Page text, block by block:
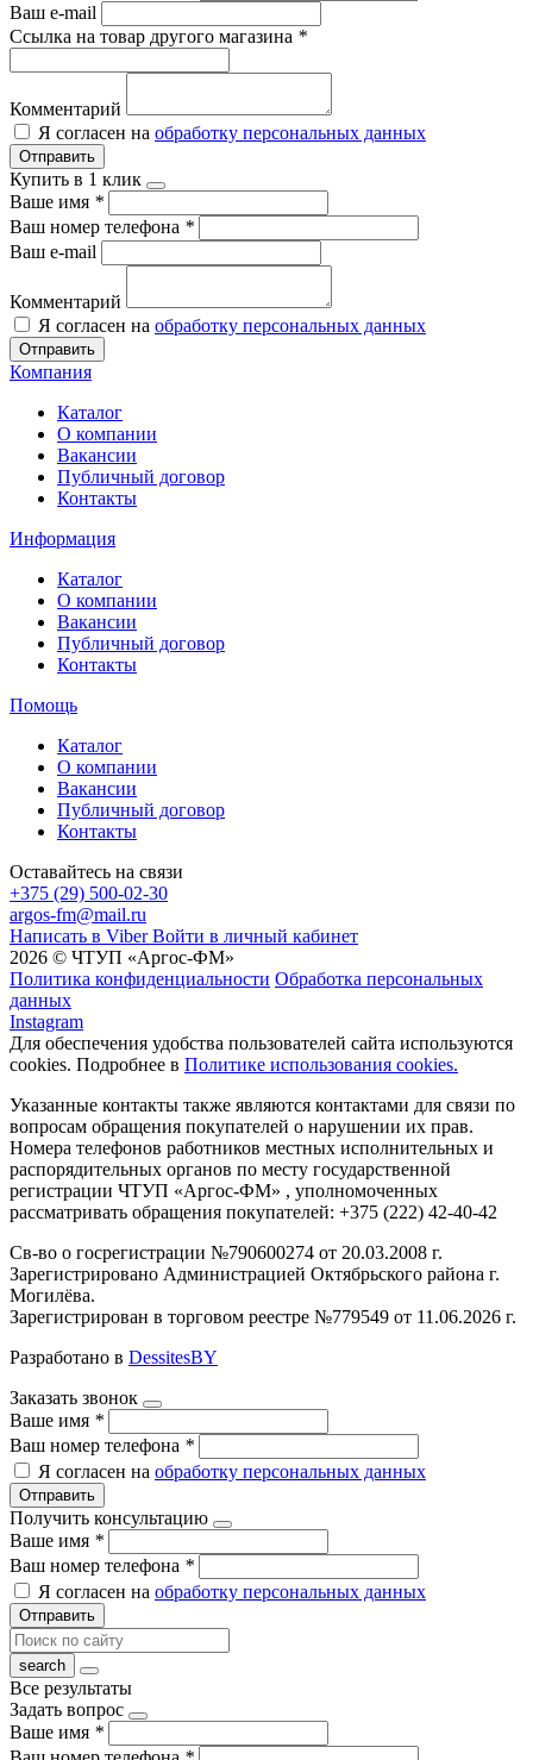
Ваш e-mail
Ссылка на товар другого магазина *
Комментарий
Я согласен на обработку персональных данных
Отправить
Купить в 1 клик
Ваше имя *
Ваш номер телефона *
Ваш e-mail
Комментарий
Я согласен на обработку персональных данных
Отправить
Компания
Каталог
О компании
Вакансии
Публичный договор
Контакты
Информация
Каталог
О компании
Вакансии
Публичный договор
Контакты
Помощь
Каталог
О компании
Вакансии
Публичный договор
Контакты
Оставайтесь на связи
+375 (29) 500-02-30
argos-fm@mail.ru
Написать в Viber Войти в личный кабинет
2026 © ЧТУП «Аргос-ФМ»
Политика конфиденциальности Обработка персональных
данных
Instagram
Для обеспечения удобства пользователей сайта используются
cookies. Подробнее в Политике использования cookies.
Указанные контакты также являются контактами для связи по
вопросам обращения покупателей о нарушении их прав.
Номера телефонов работников местных исполнительных и
распорядительных органов по месту государственной
регистрации ЧТУП «Аргос-ФМ» , уполномоченных
рассматривать обращения покупателей: +375 (222) 42-40-42
Св-во о госрегистрации №790600274 от 20.03.2008 г.
Зарегистрировано Администрацией Октябрьского района г.
Могилёва.
Зарегистрирован в торговом реестре №779549 от 11.06.2026 г.
Разработано в DessitesBY
Заказать звонок
Ваше имя *
Ваш номер телефона *
Я согласен на обработку персональных данных
Отправить
Получить консультацию
Ваше имя *
Ваш номер телефона *
Я согласен на обработку персональных данных
Отправить
Все результаты
Задать вопрос
Ваше имя *